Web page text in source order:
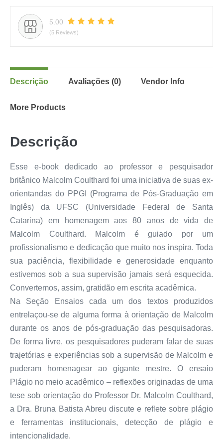
5.00
(5 Reviews)
Descrição Avaliações (0) Vendor Info
More Products
Descrição
Esse e-book dedicado ao professor e pesquisador
britânico Malcolm Coulthard foi uma iniciativa de suas ex-
orientandas do PPGI (Programa de Pós-Graduação em
Inglês) da UFSC (Universidade Federal de Santa
Catarina) em homenagem aos 80 anos de vida de
Malcolm Coulthard. Malcolm é guiado por um
profissionalismo e dedicação que muito nos inspira. Toda
sua paciência, flexibilidade e generosidade enquanto
estivemos sob a sua supervisão jamais será esquecida.
Convertemos, assim, gratidão em escrita acadêmica.
Na Seção Ensaios cada um dos textos produzidos
entrelaçou-se de alguma forma à orientação de Malcolm
durante os anos de pós-graduação das pesquisadoras.
De forma livre, os pesquisadores puderam falar de suas
trajetórias e experiências sob a supervisão de Malcolm e
puderam homenagear ao gigante mestre. O ensaio
Plágio no meio acadêmico – reflexões originadas de uma
tese sob orientação do Professor Dr. Malcolm Coulthard,
a Dra. Bruna Batista Abreu discute e reflete sobre plágio
e ferramentas institucionais, detecção de plágio e
intencionalidade.